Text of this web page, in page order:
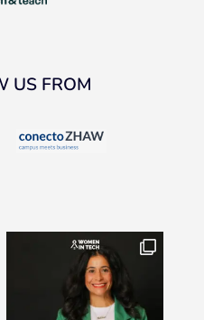
US FROM